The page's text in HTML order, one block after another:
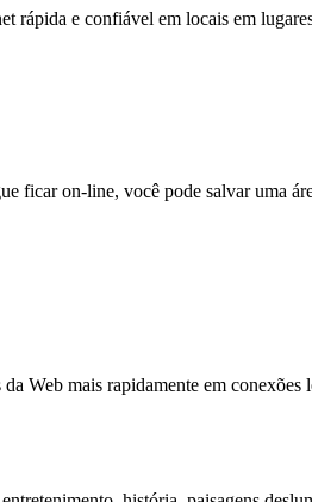
rápida e confiável em locais em
ficar on-line, você pode salvar uma
Web mais rapidamente em conexões